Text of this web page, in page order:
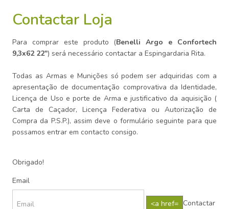
Contactar Loja
Para comprar este produto (Benelli Argo e Confortech
9,3x62 22") será necessário contactar a Espingardaria Rita.
Todas as Armas e Munições só podem ser adquiridas com a
apresentação de documentação comprovativa da Identidade,
Licença de Uso e porte de Arma e justificativo da aquisição (
Carta de Caçador, Licença Federativa ou Autorização de
Compra da P.S.P.), assim deve o formulário seguinte para que
possamos entrar em contacto consigo.
Obrigado!
Email
Contactar